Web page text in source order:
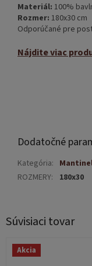
Súvisiaci tovar
Akcia
Materiál: 100%
Rozmer: 180x30 cm
Odporúčané pre
Nájdite viac
Dodatočné
Kategória:
ROZMERY: 180x30